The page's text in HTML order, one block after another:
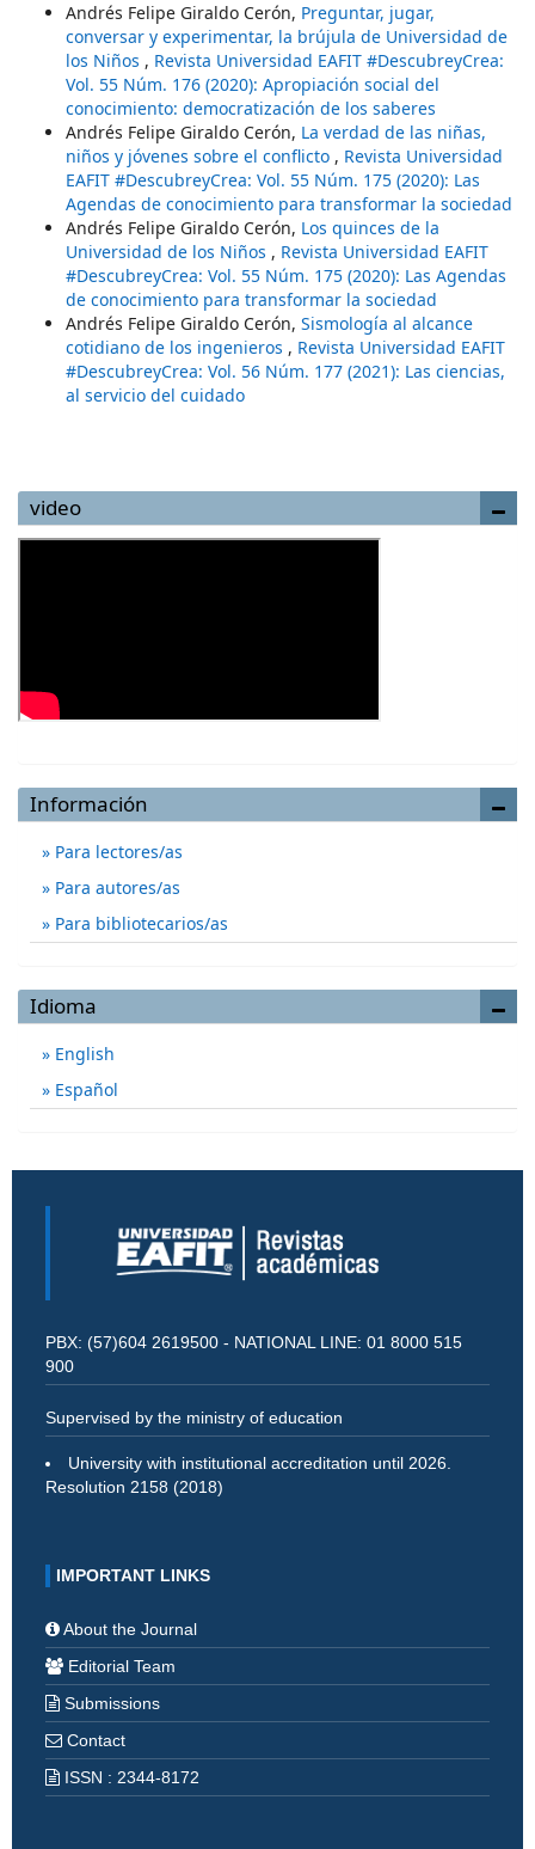
Andrés Felipe Giraldo Cerón, Preguntar, jugar,
conversar y experimentar, la brújula de Universidad de
los Niños , Revista Universidad EAFIT #DescubreyCrea:
Vol. 55 Núm. 176 (2020): Apropiación social del
conocimiento: democratización de los saberes
Andrés Felipe Giraldo Cerón, La verdad de las niñas,
niños y jóvenes sobre el conflicto , Revista Universidad
EAFIT #DescubreyCrea: Vol. 55 Núm. 175 (2020): Las
Agendas de conocimiento para transformar la sociedad
Andrés Felipe Giraldo Cerón, Los quinces de la
Universidad de los Niños , Revista Universidad EAFIT
#DescubreyCrea: Vol. 55 Núm. 175 (2020): Las Agendas
de conocimiento para transformar la sociedad
Andrés Felipe Giraldo Cerón, Sismología al alcance
cotidiano de los ingenieros , Revista Universidad EAFIT
#DescubreyCrea: Vol. 56 Núm. 177 (2021): Las ciencias,
al servicio del cuidado
video
Información
Para lectores/as
Para autores/as
Para bibliotecarios/as
Idioma
English
Español
PBX: (57)604 2619500 - NATIONAL LINE: 01 8000 515
900
Supervised by the ministry of education
University with institutional accreditation until 2026.
Resolution 2158 (2018)
IMPORTANT LINKS
About the Journal
Editorial Team
Submissions
Contact
ISSN : 2344-8172